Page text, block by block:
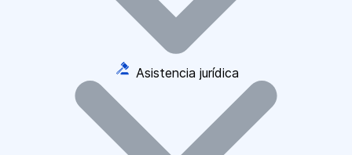
Asistencia jurídica